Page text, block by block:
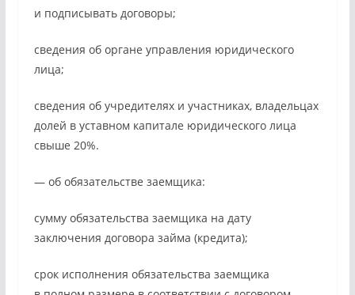
и подписывать договоры;
сведения об органе управления юридического
лица;
сведения об учредителях и участниках, владельцах
долей в уставном капитале юридического лица
свыше 20%.
— об обязательстве заемщика:
сумму обязательства заемщика на дату
заключения договора займа (кредита);
срок исполнения обязательства заемщика